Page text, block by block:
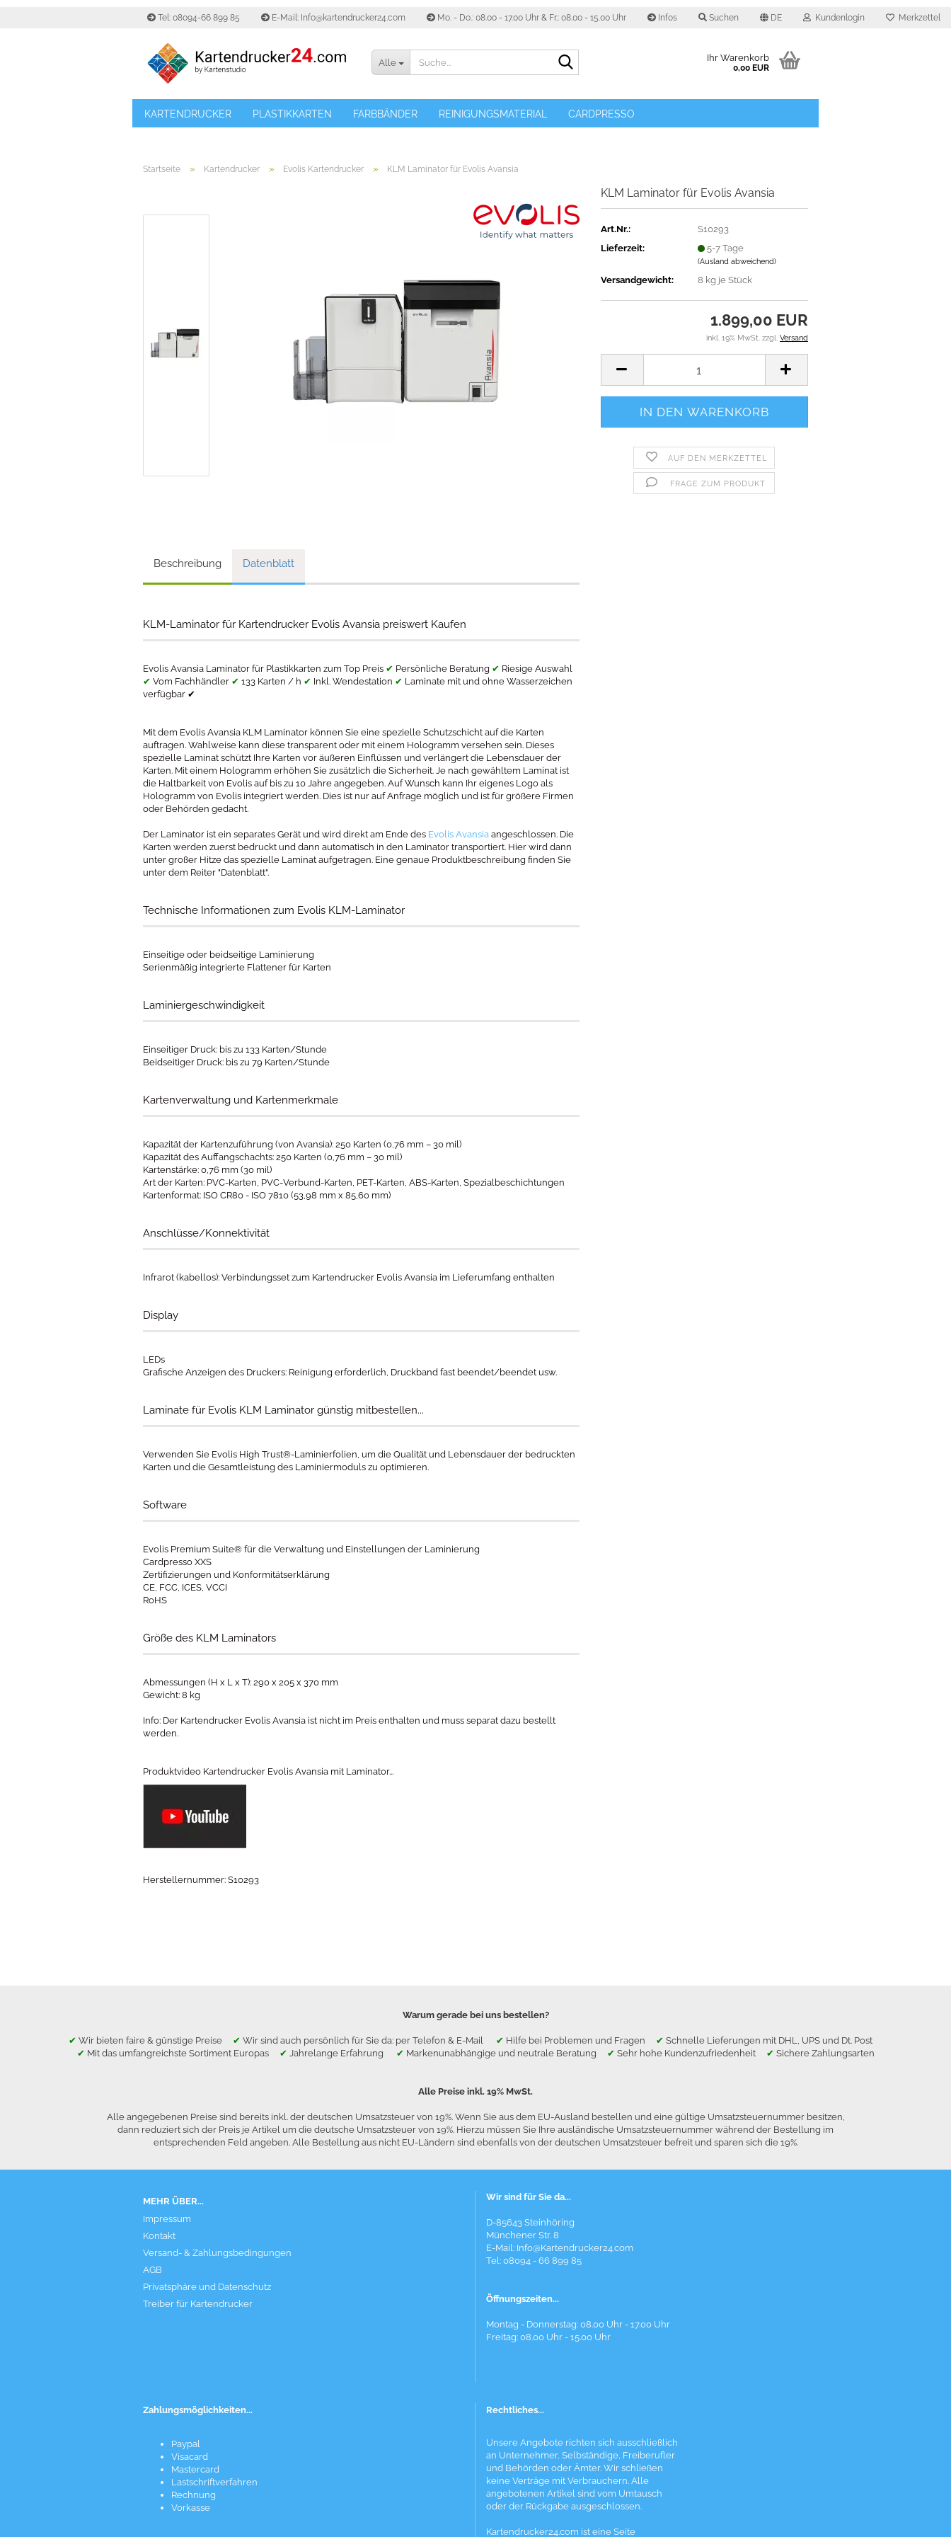
Tel: 08094-66 899 85 E-Mail: Info@kartendrucker24.com Mo. - Do.: 08.00 - 17.00 Uhr & Fr.: 08.00 - 15.00 Uhr Infos Suchen DE Kundenlogin Merkzettel
Alle Ihr Warenkorb
0,00 EUR
KARTENDRUCKER PLASTIKKARTEN FARBBÄNDER REINIGUNGSMATERIAL CARDPRESSO
Startseite » Kartendrucker » Evolis Kartendrucker » KLM Laminator für Evolis Avansia
KLM Laminator für Evolis Avansia
Art.Nr.:
S10293
Lieferzeit:
5-7 Tage
(Ausland abweichend)
Versandgewicht: 8 kg je Stück
1.899,00 EUR
inkl. 19% MwSt. zzgl. Versand
AUF DEN MERKZETTEL
FRAGE ZUM PRODUKT
Beschreibung Datenblatt
KLM-Laminator für Kartendrucker Evolis Avansia preiswert Kaufen
​​Evolis Avansia Laminator für Plastikkarten zum Top Preis ✔ Persönliche Beratung ✔ Riesige Auswahl
✔ Vom Fachhändler ✔ 133 Karten / h ✔ Inkl. Wendestation ✔ Laminate mit und ohne Wasserzeichen
verfügbar ✔
Mit dem Evolis Avansia KLM Laminator können Sie eine spezielle Schutzschicht auf die Karten
auftragen. Wahlweise kann diese transparent oder mit einem Hologramm versehen sein. Dieses
spezielle Laminat schützt Ihre Karten vor äußeren Einflüssen und verlängert die Lebensdauer der
Karten. Mit einem Hologramm erhöhen Sie zusätzlich die Sicherheit. Je nach gewähltem Laminat ist
die Haltbarkeit von Evolis auf bis zu 10 Jahre angegeben. Auf Wunsch kann Ihr eigenes Logo als
Hologramm von Evolis integriert werden. Dies ist nur auf Anfrage möglich und ist für größere Firmen
oder Behörden gedacht.
Der Laminator ist ein separates Gerät und wird direkt am Ende des Evolis Avansia angeschlossen. Die
Karten werden zuerst bedruckt und dann automatisch in den Laminator transportiert. Hier wird dann
unter großer Hitze das spezielle Laminat aufgetragen. Eine genaue Produktbeschreibung finden Sie
unter dem Reiter "Datenblatt".
Technische Informationen zum Evolis KLM-Laminator
Einseitige oder beidseitige Laminierung
Serienmäßig integrierte Flattener für Karten
Laminiergeschwindigkeit
Einseitiger Druck: bis zu 133 Karten/Stunde
Beidseitiger Druck: bis zu 79 Karten/Stunde
Kartenverwaltung und Kartenmerkmale
Kapazität der Kartenzuführung (von Avansia): 250 Karten (0,76 mm – 30 mil)
Kapazität des Auffangschachts: 250 Karten (0,76 mm – 30 mil)
Kartenstärke: 0,76 mm (30 mil)
Art der Karten: PVC-Karten, PVC-Verbund-Karten, PET-Karten, ABS-Karten, Spezialbeschichtungen
​Kartenformat: ISO CR80 - ISO 7810 (53,98 mm x 85,60 mm)
Anschlüsse/Konnektivität
Infrarot (kabellos): Verbindungsset zum Kartendrucker Evolis Avansia im Lieferumfang enthalten
Display
LEDs
​Grafische Anzeigen des Druckers: Reinigung erforderlich, Druckband fast beendet/beendet usw.
Laminate für Evolis KLM Laminator günstig mitbestellen...
Verwenden Sie Evolis High Trust®-Laminierfolien, um die Qualität und Lebensdauer der bedruckten
Karten und die Gesamtleistung des Laminiermoduls zu optimieren.
Software
Evolis Premium Suite® für die Verwaltung und Einstellungen der Laminierung
Cardpresso XXS
Zertifizierungen und Konformitätserklärung
CE, FCC, ICES, VCCI
RoHS
Größe des KLM Laminators
Abmessungen (H x L x T): 290 x 205 x 370 mm
​Gewicht: 8 kg
Info: Der Kartendrucker Evolis Avansia ist nicht im Preis enthalten und muss separat dazu bestellt
werden.
Produktvideo Kartendrucker Evolis Avansia mit Laminator...
Herstellernummer: S10293
Warum gerade bei uns bestellen?
✔ Wir bieten faire & günstige Preise ✔ Wir sind auch persönlich für Sie da: per Telefon & E-Mail ✔ Hilfe bei Problemen und Fragen ✔ Schnelle Lieferungen mit DHL, UPS und Dt. Post
✔ Mit das umfangreichste Sortiment Europas ✔ Jahrelange Erfahrung ✔ Markenunabhängige und neutrale Beratung ✔ Sehr hohe Kundenzufriedenheit ✔ Sichere Zahlungsarten
Alle Preise inkl. 19% MwSt.
Alle angegebenen Preise sind bereits inkl. der deutschen Umsatzsteuer von 19%. Wenn Sie aus dem EU-Ausland bestellen und eine gültige Umsatzsteuernummer besitzen,
dann reduziert sich der Preis je Artikel um die deutsche Umsatzsteuer von 19%. Hierzu müssen Sie Ihre ausländische Umsatzsteuernummer während der Bestellung im
entsprechenden Feld angeben. Alle Bestellung aus nicht EU-Ländern sind ebenfalls von der deutschen Umsatzsteuer befreit und sparen sich die 19%.
MEHR ÜBER...
Impressum
Kontakt
Versand- & Zahlungsbedingungen
AGB
Privatsphäre und Datenschutz
Treiber für Kartendrucker
Wir sind für Sie da...
D-85643 Steinhöring
Münchener Str. 8
E-Mail: Info@Kartendrucker24.com
Tel: 08094 - 66 899 85
Öffnungszeiten...
Montag - Donnerstag: 08.00 Uhr - 17.00 Uhr
Freitag: 08.00 Uhr - 15.00 Uhr
Zahlungsmöglichkeiten...
Paypal
Visacard
Mastercard
Lastschriftverfahren
Rechnung
Vorkasse
Rechtliches...
Unsere Angebote richten sich ausschließlich
an Unternehmer, Selbständige, Freiberufler
und Behörden oder Ämter. Wir schließen
keine Verträge mit Verbrauchern. Alle
angebotenen Artikel sind vom Umtausch
oder der Rückgabe ausgeschlossen.
Kartendrucker24.com ist eine Seite